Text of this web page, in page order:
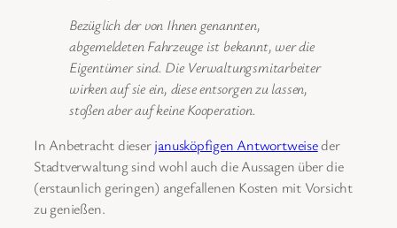
Bezüglich der von Ihnen genannten,
abgemeldeten Fahrzeuge ist bekannt, wer die
Eigentümer sind. Die Verwaltungsmitarbeiter
wirken auf sie ein, diese entsorgen zu lassen,
stoßen aber auf keine Kooperation.
In Anbetracht dieserjanusköpfigen Antwortweiseder
Stadtverwaltung sind wohl auch die Aussagen über die
(erstaunlich geringen) angefallenen Kosten mit Vorsicht
zu genießen.